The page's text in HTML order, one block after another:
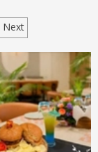
Next